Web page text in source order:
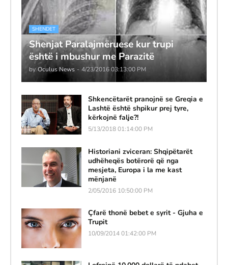
SHENDET
Shenjat Paralajmëruese kur trupi
është i mbushur me Parazitë
by Oculus News - 4/23/2016 03:13:00 PM
Shkencëtarët pranojnë se Greqia e
Lashtë është shpikur prej tyre,
kërkojnë falje?!
5/13/2018 01:14:00 PM
Historiani zviceran: Shqipëtarët
udhëheqës botërorë që nga
mesjeta, Europa i la me kast
mënjanë
2/05/2016 10:50:00 PM
Çfarë thonë bebet e syrit - Gjuha e
Trupit
10/09/2014 01:42:00 PM